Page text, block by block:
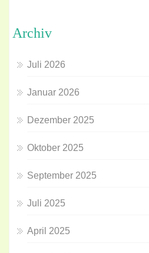
Archiv
Juli 2026
Januar 2026
Dezember 2025
Oktober 2025
September 2025
Juli 2025
April 2025